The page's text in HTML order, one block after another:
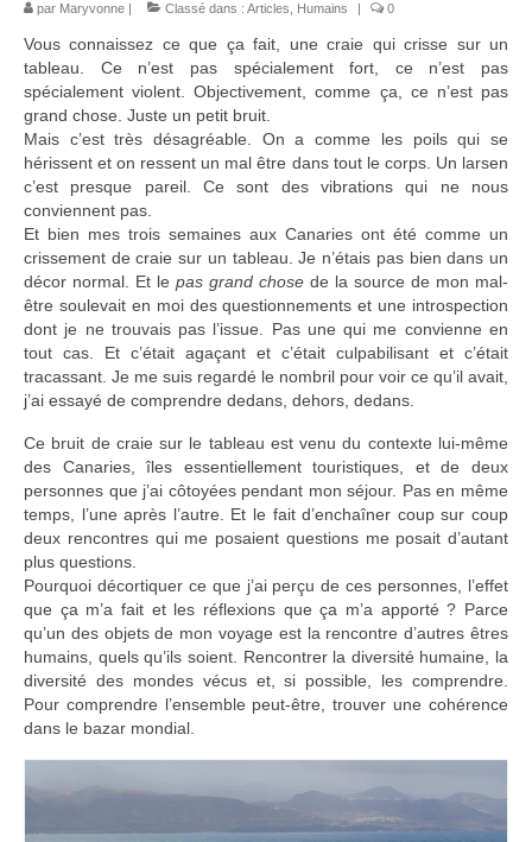
par Maryvonne | Classé dans : Articles Humains | 0
Vous connaissez ce que ça fait, une craie qui crisse sur un
tableau. Ce n’est pas spécialement fort, ce n’est pas
spécialement violent. Objectivement, comme ça, ce n’est pas
grand chose. Juste un petit bruit.
Mais c’est très désagréable. On a comme les poils qui se
hérissent et on ressent un mal être dans tout le corps. Un larsen
c’est presque pareil. Ce sont des vibrations qui ne nous
conviennent pas.
Et bien mes trois semaines aux Canaries ont été comme un
crissement de craie sur un tableau. Je n’étais pas bien dans un
décor normal. Et le pas grand chose de la source de mon mal-
être soulevait en moi des questionnements et une introspection
dont je ne trouvais pas l’issue. Pas une qui me convienne en
tout cas. Et c’était agaçant et c’était culpabilisant et c’était
tracassant. Je me suis regardé le nombril pour voir ce qu’il avait,
j’ai essayé de comprendre dedans, dehors, dedans.
Ce bruit de craie sur le tableau est venu du contexte lui-même
des Canaries, îles essentiellement touristiques, et de deux
personnes que j’ai côtoyées pendant mon séjour. Pas en même
temps, l’une après l’autre. Et le fait d’enchaîner coup sur coup
deux rencontres qui me posaient questions me posait d’autant
plus questions.
Pourquoi décortiquer ce que j’ai perçu de ces personnes, l’effet
que ça m’a fait et les réflexions que ça m’a apporté ? Parce
qu’un des objets de mon voyage est la rencontre d’autres êtres
humains, quels qu’ils soient. Rencontrer la diversité humaine, la
diversité des mondes vécus et, si possible, les comprendre.
Pour comprendre l’ensemble peut-être, trouver une cohérence
dans le bazar mondial.